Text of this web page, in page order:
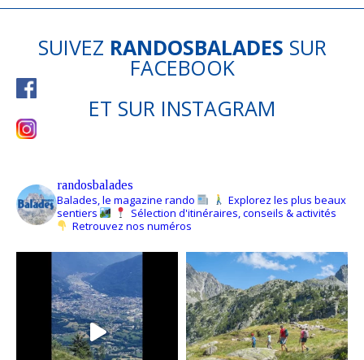
SUIVEZ RANDOSBALADES SUR
FACEBOOK
ET SUR INSTAGRAM
randosbalades
Balades, le magazine rando
Explorez les plus beaux
sentiers
Sélection d'itinéraires, conseils & activités
Retrouvez nos numéros